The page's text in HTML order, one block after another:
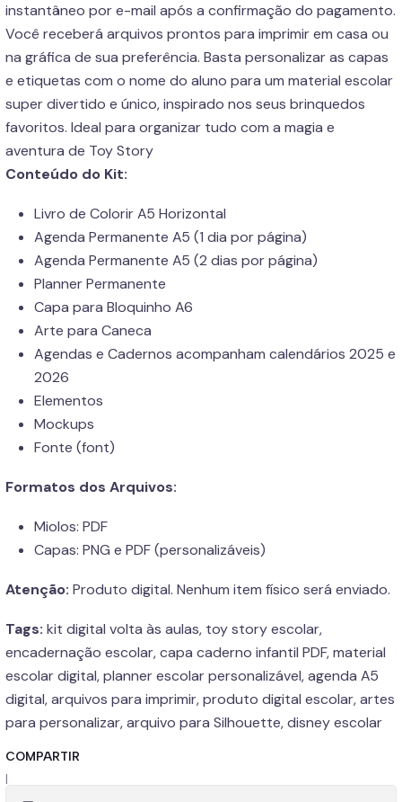
instantâneo por e-mail após a confirmação do pagamento.
Você receberá arquivos prontos para imprimir em casa ou
na gráfica de sua preferência. Basta personalizar as capas
e etiquetas com o nome do aluno para um material escolar
super divertido e único, inspirado nos seus brinquedos
favoritos. Ideal para organizar tudo com a magia e
aventura de Toy Story
Conteúdo do Kit:
Livro de Colorir A5 Horizontal
Agenda Permanente A5 (1 dia por página)
Agenda Permanente A5 (2 dias por página)
Planner Permanente
Capa para Bloquinho A6
Arte para Caneca
Agendas e Cadernos acompanham calendários 2025 e
2026
Elementos
Mockups
Fonte (font)
Formatos dos Arquivos:
Miolos: PDF
Capas: PNG e PDF (personalizáveis)
Atenção: Produto digital. Nenhum item físico será enviado.
Tags: kit digital volta às aulas, toy story escolar,
encadernação escolar, capa caderno infantil PDF, material
escolar digital, planner escolar personalizável, agenda A5
digital, arquivos para imprimir, produto digital escolar, artes
para personalizar, arquivo para Silhouette, disney escolar
COMPARTIR
|